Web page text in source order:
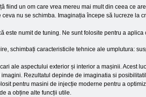
fiind un om care vrea mereu mai mult din ceea ce
ceva nu se schimba. Imaginația începe să lucreze
este numit de tuning. Ne sunt folosite pentru a
schimbați caracteristicile tehnice ale umplutura:
ale aspectului exterior și interior a mașinii. Acest
Rezultatul depinde de imaginatia si
pentru masini de injecție moderne pentru a
a obține alte funcții utile.